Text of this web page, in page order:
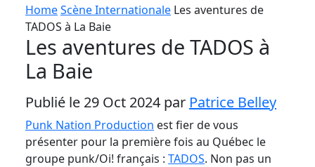
HomeScène Internationale Les aventures de
TADOS à La Baie
Les aventures de TADOS à
La Baie
Publié le 29 Oct 2024 par Patrice Belley
Punk Nation Production est fier de vous
présenter pour la première fois au Québec le
groupe punk/Oi! français : TADOS. Non pas un